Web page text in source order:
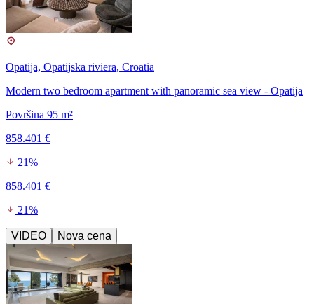
Opatija, Opatijska riviera, Croatia
Modern two bedroom apartment with panoramic sea view - Opatija
Površina 95 m²
858.401 €
21%
858.401 €
21%
VIDEO Nova cena